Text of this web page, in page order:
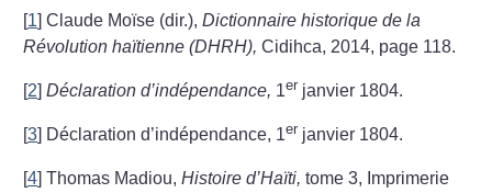
[1]Claude Moïse (dir.),Dictionnaire historique de la
Révolution haïtienne (DHRH), Cidihca, 2014, page 118.
[2]Déclaration d’indépendance, 1er janvier 1804.
[3] Déclaration d’indépendance, 1er janvier 1804.
[4]Thomas Madiou,Histoire d’Haïti, tome 3, Imprimerie